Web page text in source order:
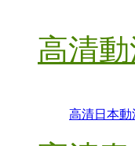
高清
高清日本動